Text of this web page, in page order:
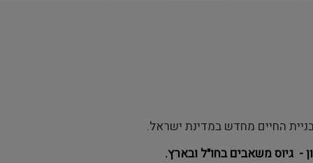
החיים מחדש במדינת ישראל.
- גיוס משאבים בחו"ל ובארץ.